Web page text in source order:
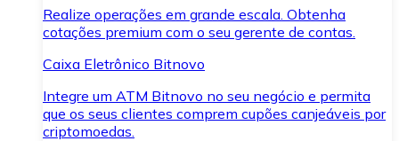
Realize operações em grande escala. Obtenha
cotações premium com o seu gerente de contas.
Caixa Eletrônico Bitnovo
Integre um ATM Bitnovo no seu negócio e permita
que os seus clientes comprem cupões canjeáveis por
criptomoedas.